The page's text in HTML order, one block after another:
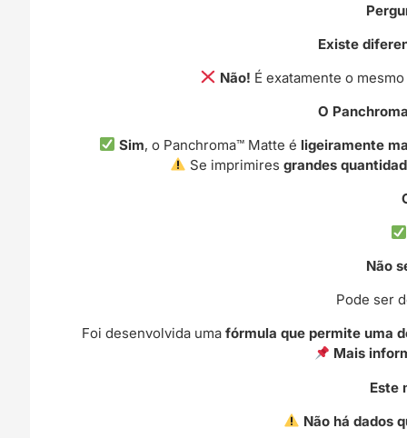
Existe
Não! É exatamente o
O
Sim, o Panchroma™ Matte é ligeiramente
Se imprimires grandes
Não
Pode ser
Foi desenvolvida uma fórmula que permite uma
Mais
Este
Não há dados